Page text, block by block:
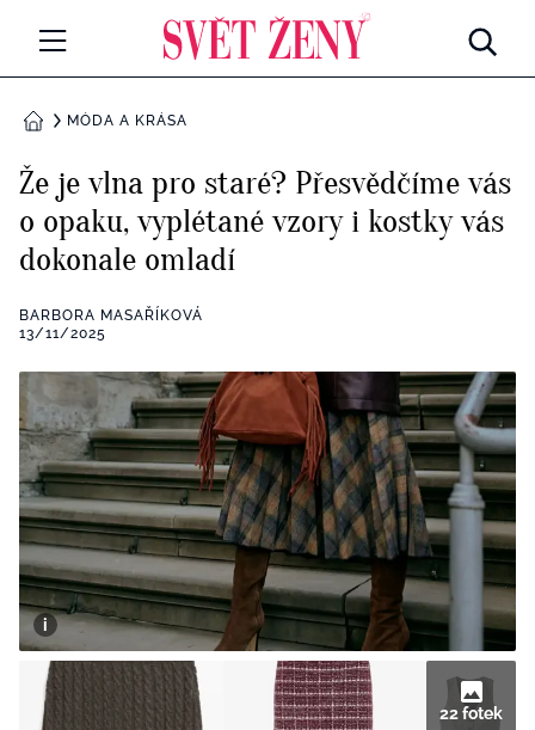
CELEBRITY
Všechny kategorie
Rozhovory
RETROHUBKY
Všechny kategorie
Seberozvoj
Všechny kategorie
Životní styl
ZÁBAVA
Všechny kategorie
Testy a kvízy
BYDLENÍ
Všechny kategorie
Tvoření
Rady a tipy
BurdaMedia
Extra
SVĚT ŽENY - 599 KČ
ROČNÍ PŘEDPLATNÉ SVĚT ŽENY +
SADA PRODUKTŮ MANA (10 ks)
DOMŮMÓDA A KRÁSA
Že je vlna pro staré? Přesvědčíme vás
o opaku, vyplétané vzory i kostky vás
dokonale omladí
BARBORA MASAŘÍKOVÁ
13/11/2025
22 fotek